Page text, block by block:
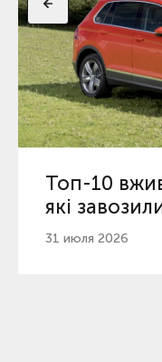
Топ-10
які
початку
31 июля 2026